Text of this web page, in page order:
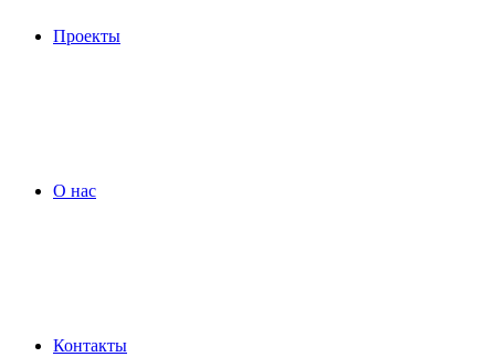
Проекты
О нас
Контакты